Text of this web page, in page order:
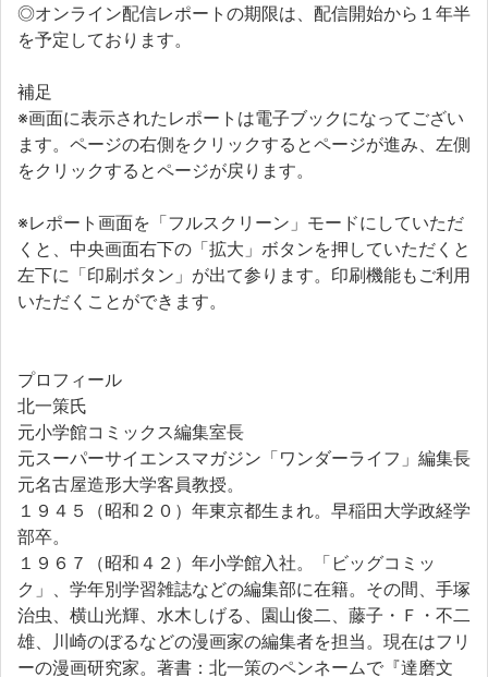
◎オンライン配信レポートの期限は、配信開始から１年半
を予定しております。
補足
※画面に表示されたレポートは電子ブックになってござい
ます。ページの右側をクリックするとページが進み、左側
をクリックするとページが戻ります。
※レポート画面を「フルスクリーン」モードにしていただ
くと、中央画面右下の「拡大」ボタンを押していただくと
左下に「印刷ボタン」が出て参ります。印刷機能もご利用
いただくことができます。
プロフィール
北一策氏
元小学館コミックス編集室長
元スーパーサイエンスマガジン「ワンダーライフ」編集長
元名古屋造形大学客員教授。
１９４５（昭和２０）年東京都生まれ。早稲田大学政経学
部卒。
１９６７（昭和４２）年小学館入社。「ビッグコミッ
ク」、学年別学習雑誌などの編集部に在籍。その間、手塚
治虫、横山光輝、水木しげる、園山俊二、藤子・Ｆ・不二
雄、川崎のぼるなどの漫画家の編集者を担当。現在はフリ
ーの漫画研究家。著書：北一策のペンネームで『達磨文